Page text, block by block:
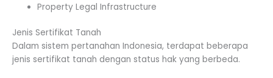
Property Legal Infrastructure
Jenis Sertifikat Tanah
Dalam sistem pertanahan Indonesia, terdapat beberapa
jenis sertifikat tanah dengan status hak yang berbeda.